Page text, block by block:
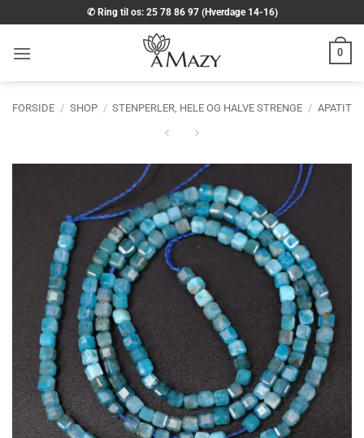
til
indhold
✆ Ring til os: 25 78 86 97 (Hverdage 14-16)
0
FORSIDE / SHOP / STENPERLER, HELE OG HALVE STRENGE / APATIT